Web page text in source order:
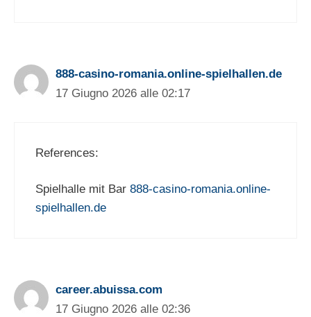
888-casino-romania.online-spielhallen.de
17 Giugno 2026 alle 02:17
References:
Spielhalle mit Bar 888-casino-romania.online-
spielhallen.de
career.abuissa.com
17 Giugno 2026 alle 02:36